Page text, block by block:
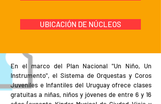
UBICACIÓN DE NÚCLEOS
En el marco del Plan Nacional "Un Niño, Un
Instrumento", el Sistema de Orquestas y Coros
Juveniles e Infantiles del Uruguay ofrece clases
gratuitas a niñas, niños y jóvenes de entre 6 y 16